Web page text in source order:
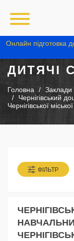
Онлайн підготовка
ДИТЯЧІ
Головна Заклади
Чернігівський
Чернігівської
ФІЛЬТР